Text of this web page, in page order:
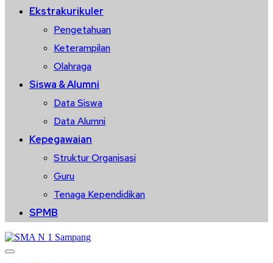
Ekstrakurikuler
Pengetahuan
Keterampilan
Olahraga
Siswa & Alumni
Data Siswa
Data Alumni
Kepegawaian
Struktur Organisasi
Guru
Tenaga Kependidikan
SPMB